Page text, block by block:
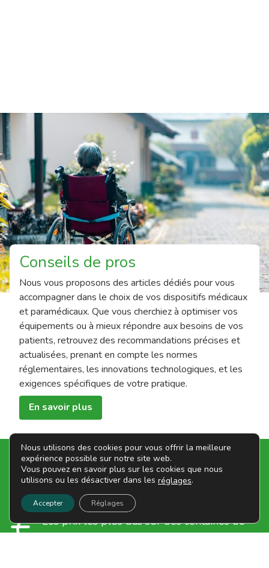
Conseils de pros
Nous vous proposons des articles dédiés pour vous
accompagner dans le choix de vos dispositifs médicaux
et paramédicaux. Que vous cherchiez à optimiser vos
équipements ou à mieux répondre aux besoins de vos
patients, retrouvez des recommandations précises et
actualisées, prenant en compte les normes
réglementaires, les innovations technologiques, et les
exigences spécifiques de votre pratique.
En savoir plus
Nos Engagements
Depuis 1986, Mape s'engage auprès de ses clients afin de
vous garantir une qualité de service irréprochable.
Les prix les plus bas sur des centaines de
références
Nous utilisons des cookies pour vous offrir la meilleure
expérience possible sur notre site web.
Vous pouvez en savoir plus sur les cookies que nous
utilisons ou les désactiver dans les réglages.
Accepter Réglages